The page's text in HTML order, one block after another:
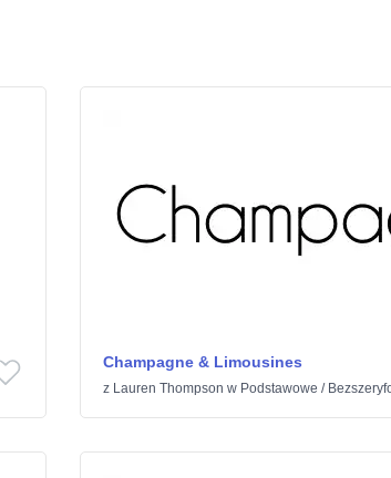
Champagne & Limousines
z Lauren Thompson w Podstawowe /